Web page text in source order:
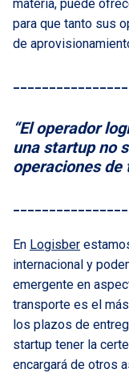
materia, puede
para que tanto sus
de
“El operador
una startup no
operaciones de
En Logisber
internacional y
emergente en
transporte es el
los plazos de
startup tener la
encargará de otros